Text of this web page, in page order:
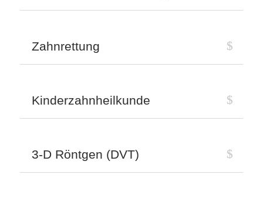
Zahnrettung
Kinderzahnheilkunde
3-D Röntgen (DVT)